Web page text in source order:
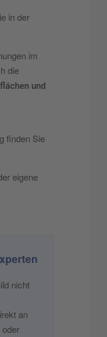
in der
im
die
und
finden Sie
eigene
nicht
an
oder